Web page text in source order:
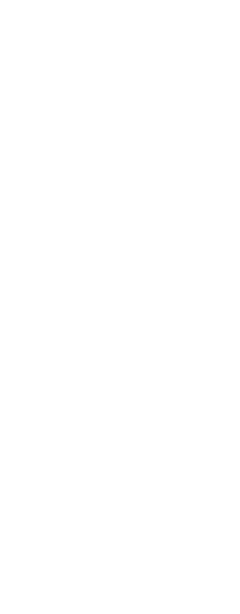
muss 228
Krypto-
Betrug, der als